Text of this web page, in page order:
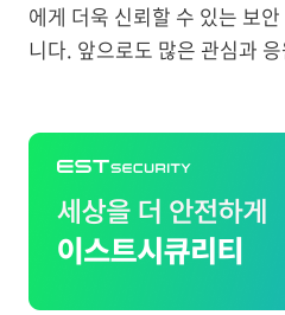
에게 더욱 신뢰할 수 있는 보
니다. 앞으로도 많은 관심과